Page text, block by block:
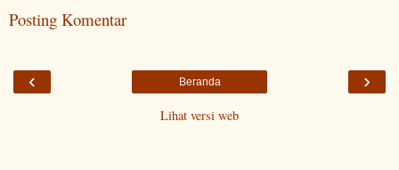
Posting Komentar
‹ ›
Beranda
Lihat versi web